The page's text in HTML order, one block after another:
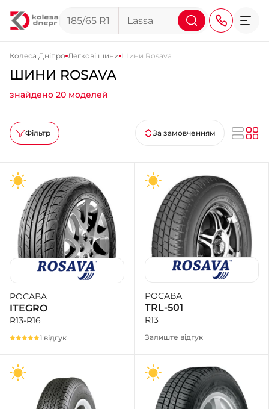
+38 (095) 276-44-44
+38 (067) 911-14-14
- на Щепкіна
+38 (098) 911-911-0
- на Тополі
+38 (098) 911-911-4
- на Калиновій
+38 (077) 7-184-184
- Донецьке шосе
+38 (050)-911-911-2
- Щепкіна
+38 (099)-643-33-77
- Тополь
Колеса Дніпро Легкові шини Шини Rosava
ШИНИ ROSAVA
знайдено 20 моделей
Фільтр За замовченням
РОСАВА
ITEGRO
R13-R16
1 відгук
РОСАВА
TRL-501
R13
Залиште відгук